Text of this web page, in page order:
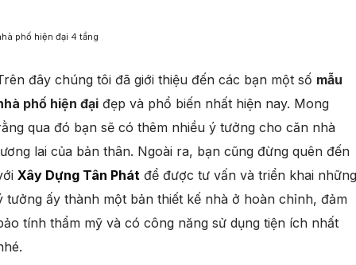
phố hiện đại 4 tầng
đây chúng tôi đã giới thiệu đến các bạn một số mẫu
phố hiện đại đẹp và phổ biến nhất hiện nay. Mong
qua đó bạn sẽ có thêm nhiều ý tưởng cho căn nhà
lai của bản thân. Ngoài ra, bạn cũng đừng quên đến
Xây Dựng Tân Phát để được tư vấn và triển khai những
tưởng ấy thành một bản thiết kế nhà ở hoàn chỉnh, đảm
tính thẩm mỹ và có công năng sử dụng tiện ích nhất